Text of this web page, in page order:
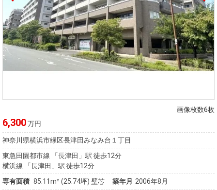
画像枚数6枚
6,300万円
神奈川県横浜市緑区長津田みなみ台１丁目
東急田園都市線 「長津田」駅 徒歩12分
横浜線 「長津田」駅 徒歩12分
専有面積 85.11m²(25.74坪) 壁芯 築年月 2006年8月